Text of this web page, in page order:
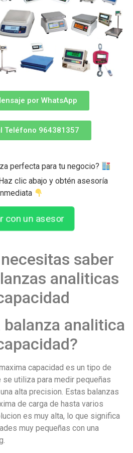
por WhatsApp
Teléfono 964381357
perfecta para tu negocio?
clic abajo y obtén asesoría
con un asesor
saber
analiticas
balanza analitica
capacidad es un tipo de
utiliza para medir pequeñas
alta precision. Estas balanzas
de carga de hasta varios
es muy alta, lo que significa
muy pequeñas con una